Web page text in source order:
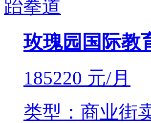
玫瑰园国际教
185220 元/月
类型：商业街